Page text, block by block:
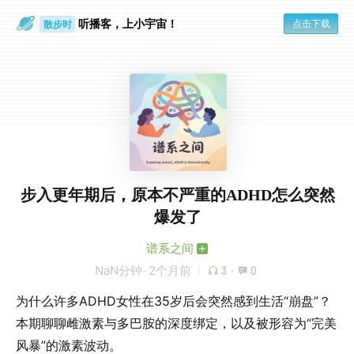
散步时 听播客，上小宇宙！ 点击下载
步入更年期后，原本不严重的ADHD怎么突然
爆发了
谱系之间
NaN分钟 · 2个月前 3 · 0
为什么许多ADHD女性在35岁后会突然感到生活“崩盘”？
本期聊聊雌激素与多巴胺的深度绑定，以及被形容为“完美
风暴”的激素波动。